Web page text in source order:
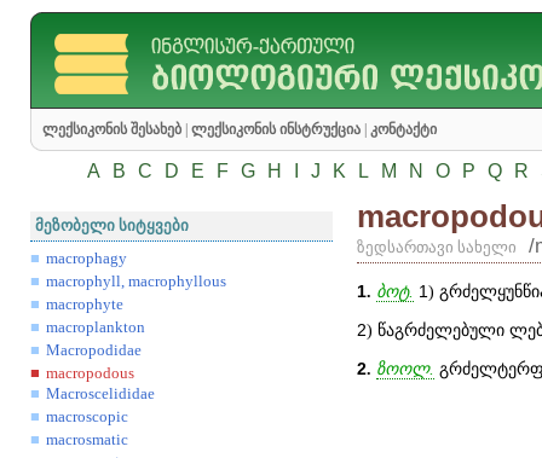
ლექსიკონის შესახებ ლექსიკონის ინსტრუქცია კონტაქტი
A B C D E F G H J K L M N O P Q R
მეზობელი სიტყვები
macrophagy
macrophyll, macrophyllous
macrophyte
macroplankton
Macropodidae
macropodous
Macroscelididae
macroscopic
macrosmatic
ზედსართავი სახელი /
1. ბოტ. 1)
2) წაგრძელებული
2. ზოოლ.